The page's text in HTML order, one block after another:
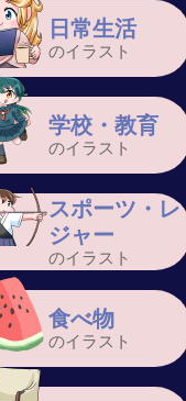
日常生活
のイラスト
学校・教育
のイラスト
スポーツ・レ
ジャー
のイラスト
食べ物
のイラスト